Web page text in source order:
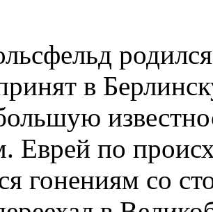
в
Еврей по
гонениям со